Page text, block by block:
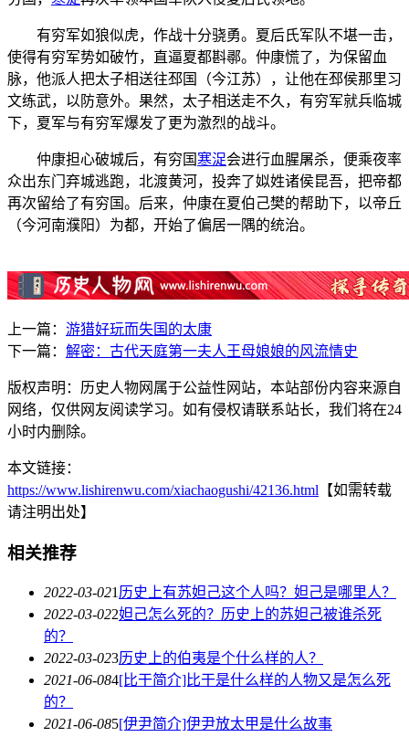
有穷军如狼似虎，作战十分骁勇。夏后氏军队不堪一击，
使得有穷军势如破竹，直逼夏都斟鄩。仲康慌了，为保留血
脉，他派人把太子相送往邳国（今江苏），让他在邳侯那里习
文练武，以防意外。果然，太子相送走不久，有穷军就兵临城
下，夏军与有穷军爆发了更为激烈的战斗。
仲康担心破城后，有穷国寒浞会进行血腥屠杀，便乘夜率
众出东门弃城逃跑，北渡黄河，投奔了姒姓诸侯昆吾，把帝都
再次留给了有穷国。后来，仲康在夏伯己樊的帮助下，以帝丘
（今河南濮阳）为都，开始了偏居一隅的统治。
上一篇： 游猎好玩而失国的太康
下一篇： 解密：古代天庭第一夫人王母娘娘的风流情史
版权声明：历史人物网属于公益性网站，本站部份内容来源自
网络，仅供网友阅读学习。如有侵权请联系站长，我们将在24
小时内删除。
本文链接：
https://www.lishirenwu.com/xiachaogushi/42136.html 【如需转载
请注明出处】
相关推荐
2022-03-021 历史上有苏妲己这个人吗？妲己是哪里人？
2022-03-022妲己怎么死的？历史上的苏妲己被谁杀死
的？
2022-03-023历史上的伯夷是个什么样的人？
2021-06-084[比干简介]比干是什么样的人物又是怎么死
的？
2021-06-085[伊尹简介]伊尹放太甲是什么故事